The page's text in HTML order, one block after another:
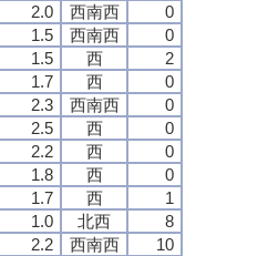
2.0 西南西
0
1.5 西南西
0
1.5 西
2
1.7 西
0
2.3 西南西
0
2.5 西
0
2.2 西
0
1.8 西
0
1.7 西
1
1.0 北西
8
2.2 西南西
10